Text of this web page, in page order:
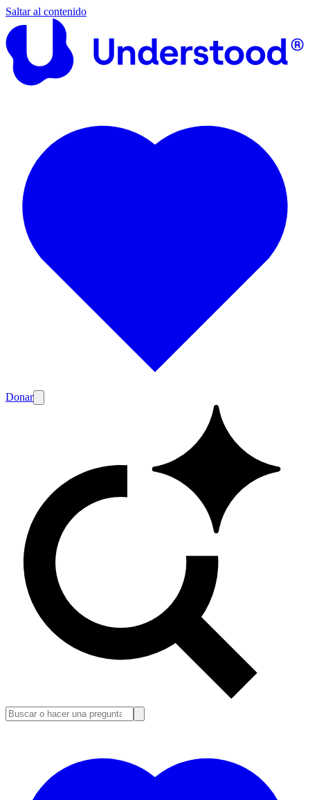
Saltar al contenido
Donar